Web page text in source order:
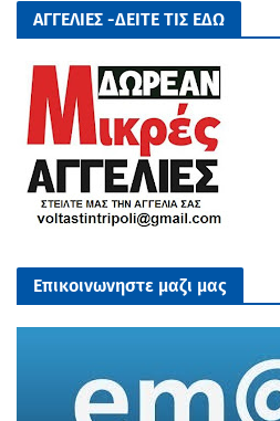
ΑΓΓΕΛΙΕΣ -ΔΕΙΤΕ ΤΙΣ ΕΔΩ
Επικοινωνηστε μαζι μας